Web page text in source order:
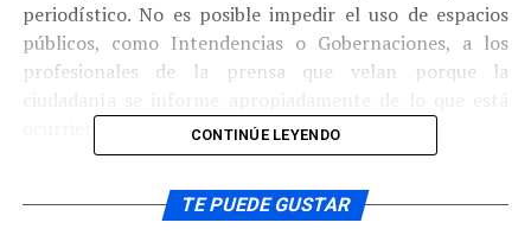
periodístico. No es posible impedir el uso de espacios
públicos, como Intendencias o Gobernaciones, a los
profesionales de la prensa que velan porque la
información en periodismo se entiende como un bien
CONTINÚE LEYENDO
TE PUEDE GUSTAR